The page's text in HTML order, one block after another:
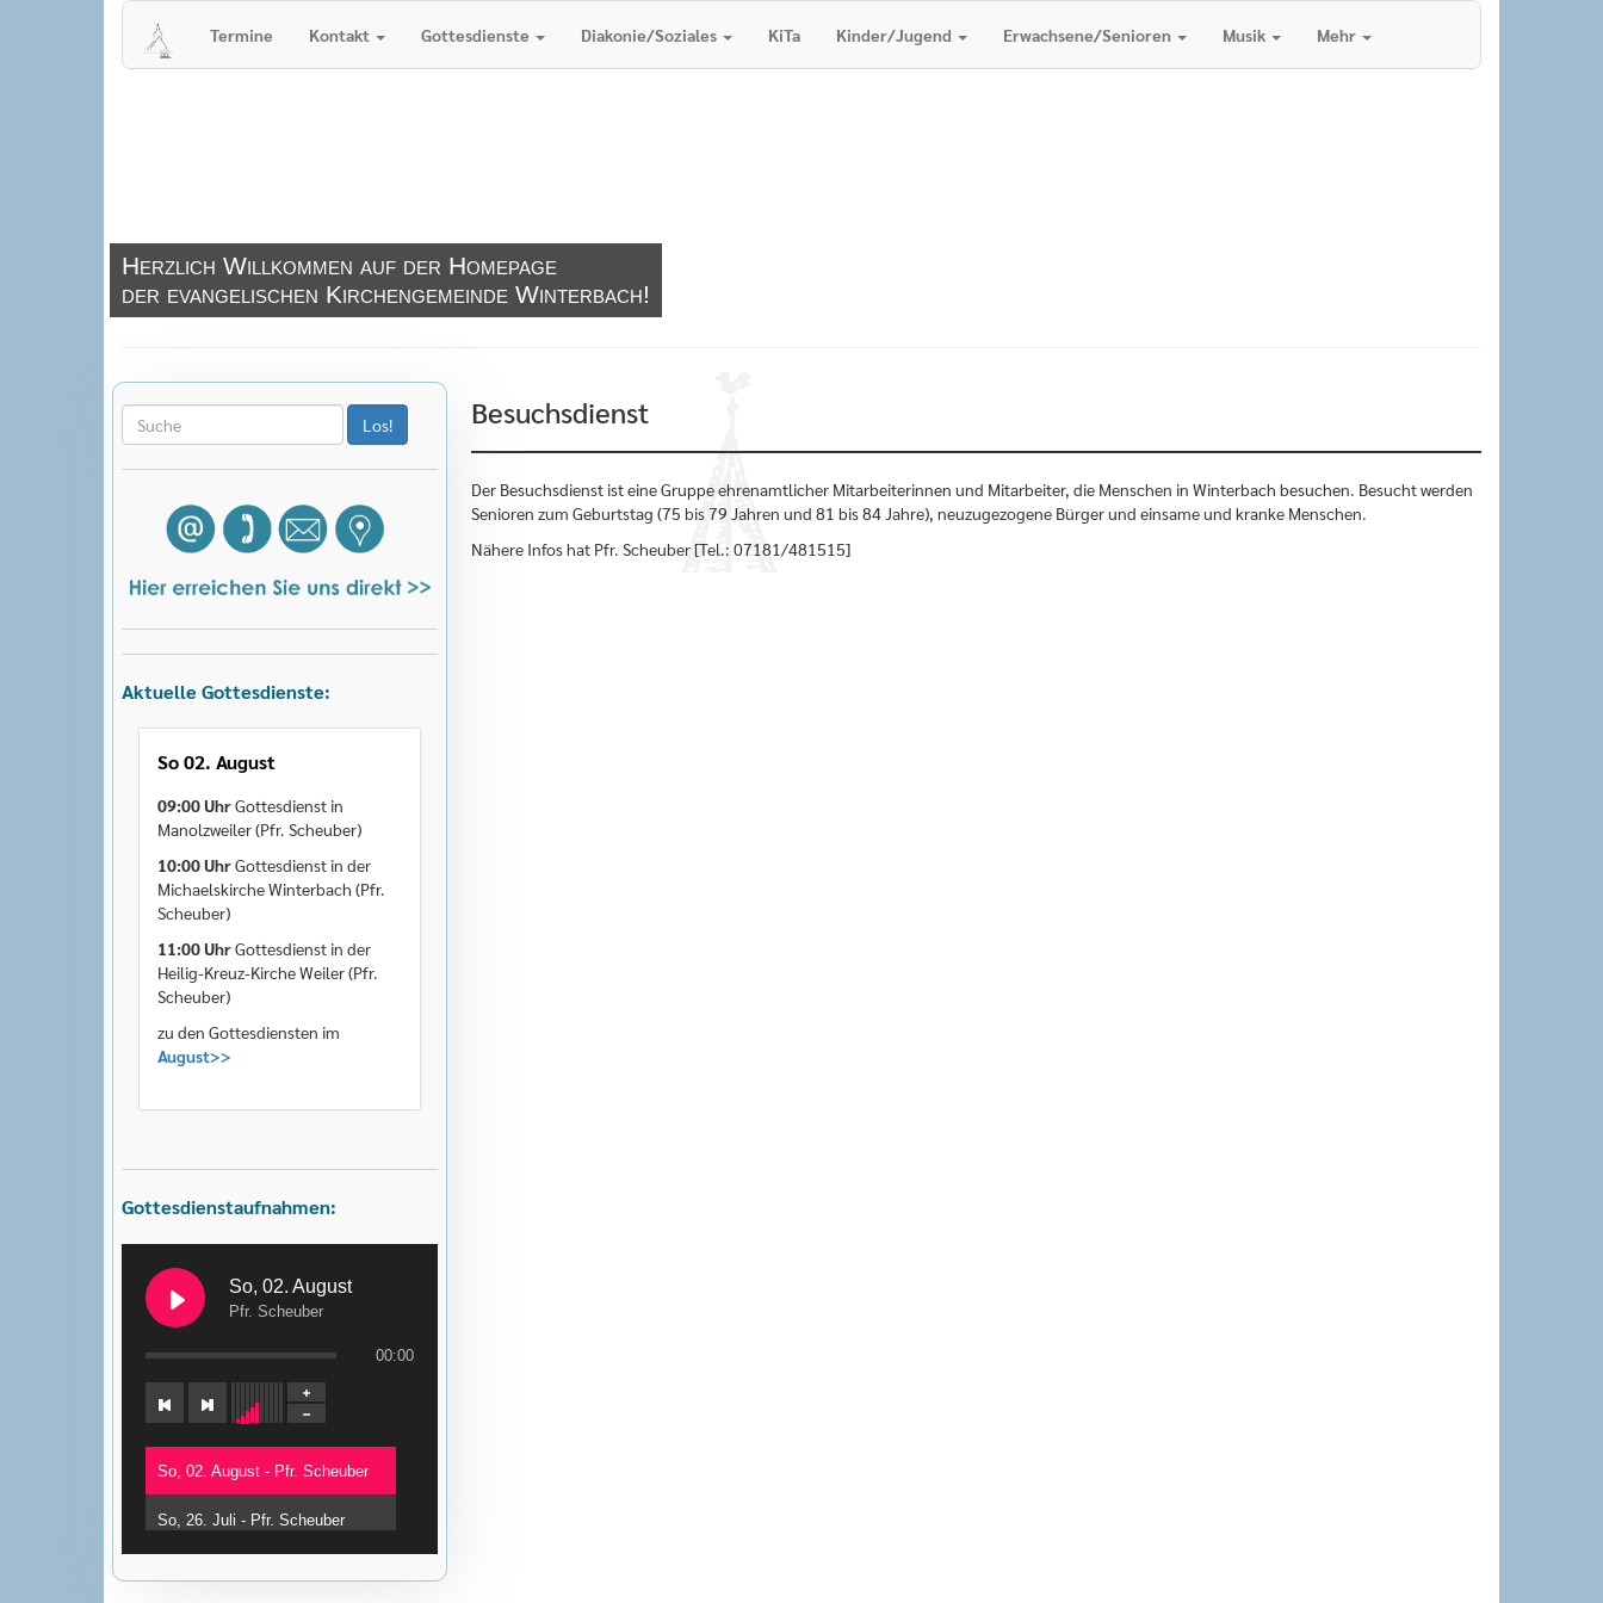
Termine Kontakt Gottesdienste Diakonie/Soziales KiTa Kinder/Jugend Erwachsene/Senioren Musik Mehr
Herzlich Willkommen auf der Homepage
der evangelischen Kirchengemeinde Winterbach!
Aktuelle Gottesdienste:
So 02. August
09:00 UhrGottesdienst in
Manolzweiler (Pfr. Scheuber)
10:00 UhrGottesdienst in der
Michaelskirche Winterbach (Pfr.
Scheuber)
11:00 UhrGottesdienst in der
Heilig-Kreuz-Kirche Weiler (Pfr.
Scheuber)
zu den Gottesdiensten im
August>>
Gottesdienstaufnahmen:
So, 02. August
Pfr. Scheuber
00:00
So, 02. August - Pfr. Scheuber
So, 26. Juli - Pfr. Scheuber
Besuchsdienst
Der Besuchsdienst ist eine Gruppe ehrenamtlicher Mitarbeiterinnen und Mitarbeiter, die Menschen in Winterbach besuchen. Besucht werden
Senioren zum Geburtstag (75 bis 79 Jahren und 81 bis 84 Jahre), neuzugezogene Bürger und einsame und kranke Menschen.
Nähere Infos hat Pfr. Scheuber [Tel.: 07181/481515]